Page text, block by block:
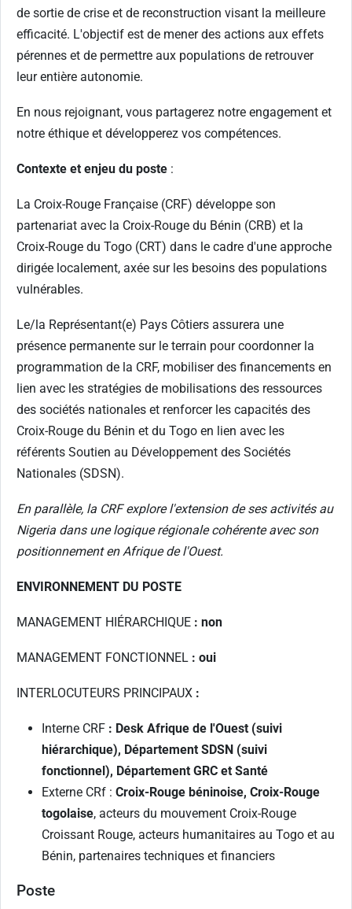
de sortie de crise et de reconstruction visant la meilleure
efficacité. L'objectif est de mener des actions aux effets
pérennes et de permettre aux populations de retrouver
leur entière autonomie.
En nous rejoignant, vous partagerez notre engagement et
notre éthique et développerez vos compétences.
Contexte et enjeu du poste :
La Croix-Rouge Française (CRF) développe son
partenariat avec la Croix-Rouge du Bénin (CRB) et la
Croix-Rouge du Togo (CRT) dans le cadre d'une approche
dirigée localement, axée sur les besoins des populations
vulnérables.
Le/la Représentant(e) Pays Côtiers assurera une
présence permanente sur le terrain pour coordonner la
programmation de la CRF, mobiliser des financements en
lien avec les stratégies de mobilisations des ressources
des sociétés nationales et renforcer les capacités des
Croix-Rouge du Bénin et du Togo en lien avec les
référents Soutien au Développement des Sociétés
Nationales (SDSN).
En parallèle, la CRF explore l'extension de ses activités au
Nigeria dans une logique régionale cohérente avec son
positionnement en Afrique de l'Ouest.
ENVIRONNEMENT DU POSTE
MANAGEMENT HIÉRARCHIQUE : non
MANAGEMENT FONCTIONNEL : oui
INTERLOCUTEURS PRINCIPAUX :
Interne CRF : Desk Afrique de l'Ouest (suivi
hiérarchique), Département SDSN (suivi
fonctionnel), Département GRC et Santé
Externe CRf : Croix-Rouge béninoise, Croix-Rouge
togolaise, acteurs du mouvement Croix-Rouge
Croissant Rouge, acteurs humanitaires au Togo et au
Bénin, partenaires techniques et financiers
Poste